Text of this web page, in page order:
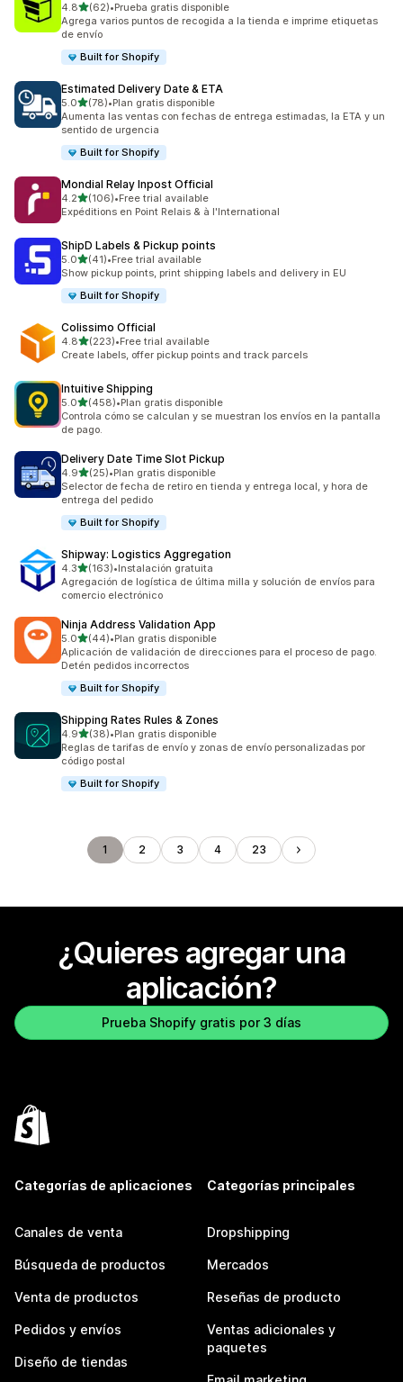
4.8de 5 estrellas
(62)
62 reseñas en total
•Prueba gratis disponible
Agrega varios puntos de recogida a la tienda e imprime etiquetas
de envío
Built for Shopify
Estimated Delivery Date & ETA
5.0de 5 estrellas
(78)
78 reseñas en total
•Plan gratis disponible
Aumenta las ventas con fechas de entrega estimadas, la ETA y un
sentido de urgencia
Built for Shopify
Mondial Relay Inpost Official
4.2de 5 estrellas
(106)
106 reseñas en total
•Free trial available
Expéditions en Point Relais & à l'International
ShipD Labels & Pickup points
5.0de 5 estrellas
(41)
41 reseñas en total
•Free trial available
Show pickup points, print shipping labels and delivery in EU
Built for Shopify
Colissimo Official
4.8de 5 estrellas
(223)
223 reseñas en total
•Free trial available
Create labels, offer pickup points and track parcels
Intuitive Shipping
5.0de 5 estrellas
(458)
458 reseñas en total
•Plan gratis disponible
Controla cómo se calculan y se muestran los envíos en la pantalla
de pago.
Delivery Date Time Slot Pickup
4.9de 5 estrellas
(25)
25 reseñas en total
•Plan gratis disponible
Selector de fecha de retiro en tienda y entrega local, y hora de
entrega del pedido
Built for Shopify
Shipway: Logistics Aggregation
4.3de 5 estrellas
(163)
163 reseñas en total
•Instalación gratuita
Agregación de logística de última milla y solución de envíos para
comercio electrónico
Ninja Address Validation App
5.0de 5 estrellas
(44)
44 reseñas en total
•Plan gratis disponible
Aplicación de validación de direcciones para el proceso de pago.
Detén pedidos incorrectos
Built for Shopify
Shipping Rates Rules & Zones
4.9de 5 estrellas
(38)
38 reseñas en total
•Plan gratis disponible
Reglas de tarifas de envío y zonas de envío personalizadas por
código postal
Built for Shopify
1 2 3 4 23
¿Quieres agregar una
aplicación?
Prueba Shopify gratis por 3 días
Categorías de aplicaciones
Canales de venta
Búsqueda de productos
Venta de productos
Pedidos y envíos
Diseño de tiendas
Categorías principales
Dropshipping
Mercados
Reseñas de producto
Ventas adicionales y
paquetes